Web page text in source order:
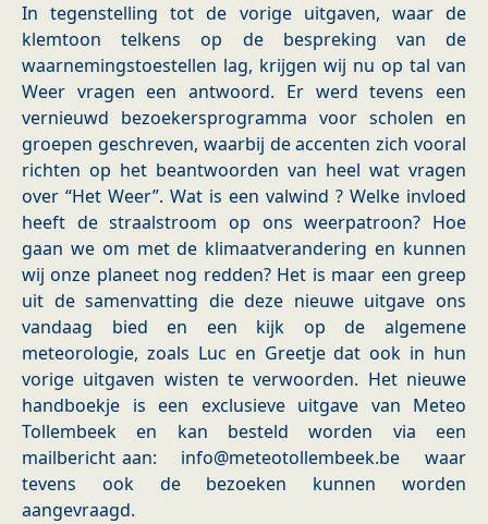
In tegenstelling tot de vorige uitgaven, waar de
klemtoon telkens op de bespreking van de
waarnemingstoestellen lag, krijgen wij nu op tal van
Weer vragen een antwoord. Er werd tevens een
vernieuwd bezoekersprogramma voor scholen en
groepen geschreven, waarbij de accenten zich vooral
richten op het beantwoorden van heel wat vragen
over “Het Weer”. Wat is een valwind ? Welke invloed
heeft de straalstroom op ons weerpatroon? Hoe
gaan we om met de klimaatverandering en kunnen
wij onze planeet nog redden? Het is maar een greep
uit de samenvatting die deze nieuwe uitgave ons
vandaag bied en een kijk op de algemene
meteorologie, zoals Luc en Greetje dat ook in hun
vorige uitgaven wisten te verwoorden. Het nieuwe
handboekje is een exclusieve uitgave van Meteo
Tollembeek en kan besteld worden via een
mailbericht aan: info@meteotollembeek.be waar
tevens ook de bezoeken kunnen worden
aangevraagd.